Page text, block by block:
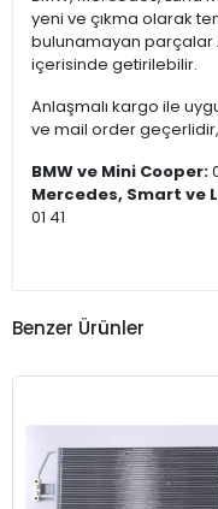
yeni ve çıkma olarak
bulunamayan parçalar
içerisinde getirilebilir.
Anlaşmalı kargo ile
ve mail order geçerlidir,
BMW ve Mini Cooper:
Mercedes, Smart ve
01 41
Benzer Ürünler